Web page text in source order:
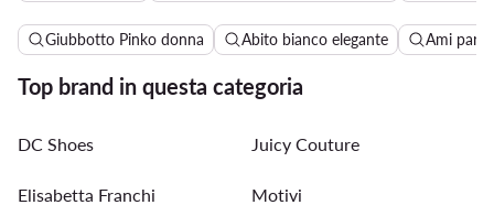
Giubbotto Pinko donna Abito bianco elegante Ami paris
Top brand in questa categoria
DC Shoes Juicy Couture
Elisabetta Franchi Motivi